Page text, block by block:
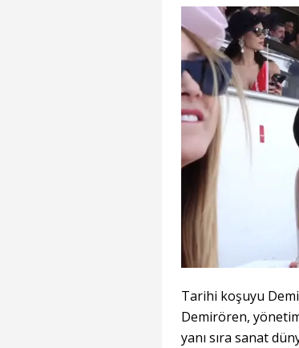
Tarihi koşuyu
Demirören,
yanı sıra sanat